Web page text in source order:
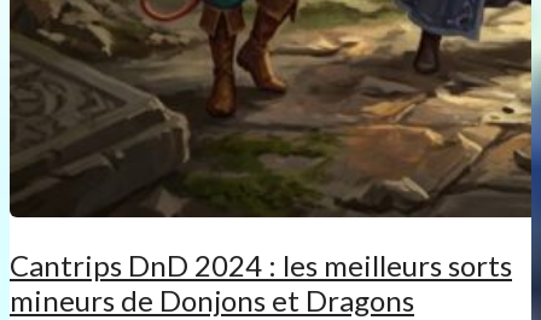
Cantrips DnD 2024 : les meilleurs sorts
mineurs de Donjons et Dragons